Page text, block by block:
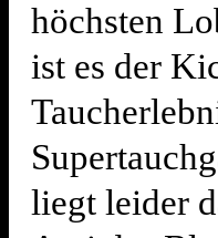
höchsten
ist es der
liegt leider